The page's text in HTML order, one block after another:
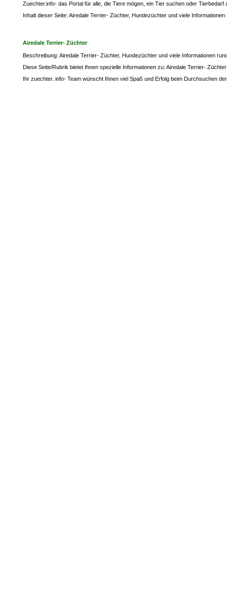
Zuechter.info- das Portal für alle, die Tiere mögen, ein Tier suchen oder Tierbedarf
Inhalt dieser Seite: Airedale Terrier- Züchter, Hundezüchter und viele
Airedale Terrier- Züchter
Beschreibung: Airedale Terrier- Züchter, Hundezüchter und viele Informationen
Diese Seite/Rubrik bietet Ihnen spezielle Informationen zu: Airedale Terrier- Züchter
Ihr zuechter. info- Team wünscht Ihnen viel Spaß und Erfolg beim Durchsuchen